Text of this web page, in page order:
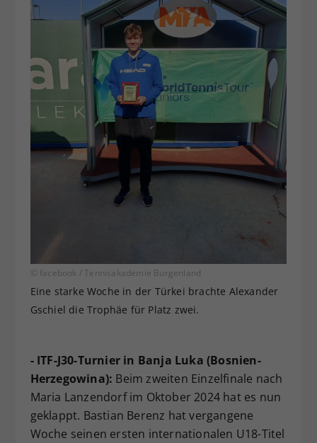
© facebook / Tennisakademie Burgenland
Eine starke Woche in der Türkei brachte Alexander
Gschiel die Trophäe für Platz zwei.
- ITF-J30-Turnier in Banja Luka (Bosnien-
Herzegowina): Beim zweiten Einzelfinale nach
Maria Lanzendorf im Oktober 2024 hat es nun
geklappt. Bastian Berenz hat vergangene
Woche seinen ersten internationalen U18-Titel